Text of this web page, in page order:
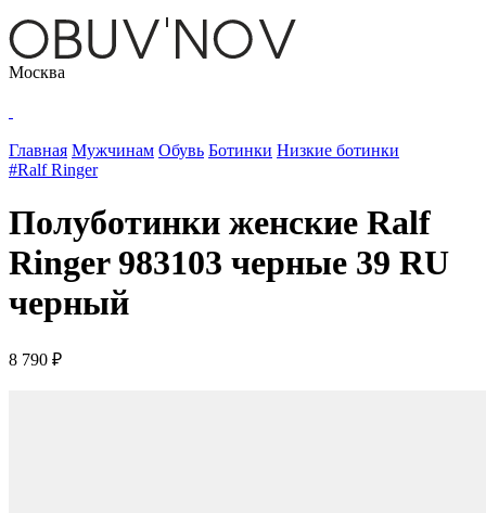
Москва
Главная Мужчинам Обувь Ботинки Низкие ботинки
#Ralf Ringer
Полуботинки женские Ralf
Ringer 983103 черные 39 RU
черный
8 790 ₽